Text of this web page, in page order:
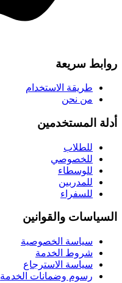
روابط سريعة
طريقة الاستخدام
من نحن
أدلة المستخدمين
للطلاب
للخصوصي
للوسطاء
للمدربين
للسفراء
السياسات والقوانين
سياسة الخصوصية
شروط الخدمة
سياسة الاسترجاع
رسوم وضمانات الخدمة